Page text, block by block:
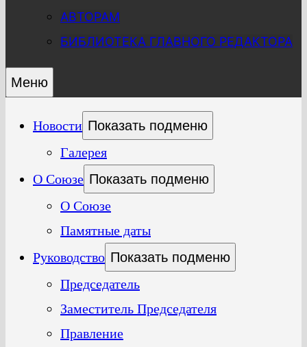
АВТОРАМ
БИБЛИОТЕКА ГЛАВНОГО РЕДАКТОРА
Меню
Новости Показать подменю
Галерея
О Союзе Показать подменю
О Союзе
Памятные даты
Руководство Показать подменю
Председатель
Заместитель Председателя
Правление